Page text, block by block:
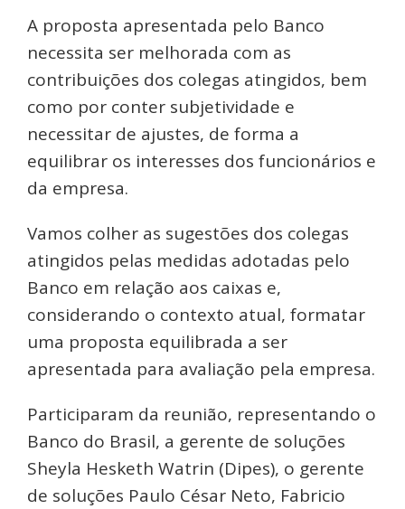
A proposta apresentada pelo Banco
necessita ser melhorada com as
contribuições dos colegas atingidos, bem
como por conter subjetividade e
necessitar de ajustes, de forma a
equilibrar os interesses dos funcionários e
da empresa.
Vamos colher as sugestões dos colegas
atingidos pelas medidas adotadas pelo
Banco em relação aos caixas e,
considerando o contexto atual, formatar
uma proposta equilibrada a ser
apresentada para avaliação pela empresa.
Participaram da reunião, representando o
Banco do Brasil, a gerente de soluções
Sheyla Hesketh Watrin (Dipes), o gerente
de soluções Paulo César Neto, Fabricio